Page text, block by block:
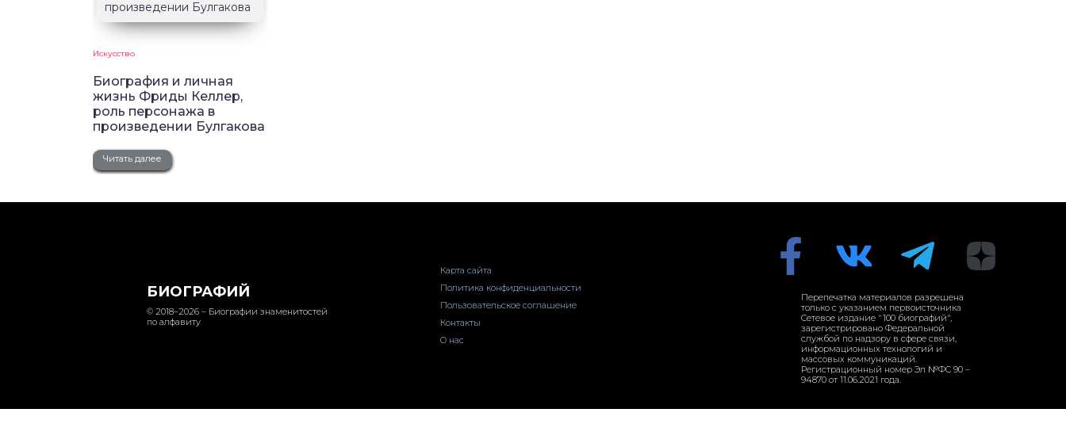
Искусство
Биография и личная
жизнь Фриды Келлер,
роль персонажа в
произведении Булгакова
Читать далее
БИОГРАФИЙ
© 2018–2026 – Биографии знаменитостей
по алфавиту
Карта сайта
Политика конфиденциальности
Пользовательское соглашение
Контакты
О нас
Перепечатка материалов разрешена
только с указанием первоисточника
Сетевое издание "100 биографий",
зарегистрировано Федеральной
службой по надзору в сфере связи,
информационных технологий и
массовых коммуникаций.
Регистрационный номер Эл №ФС 90 –
94870 от 11.06.2021 года.